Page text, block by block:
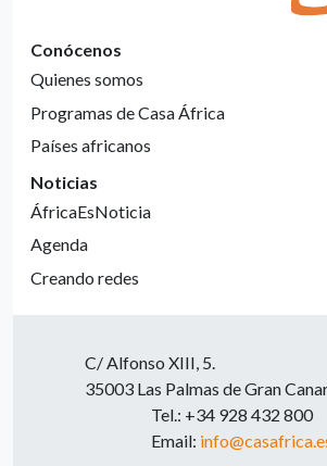
Conócenos
Quienes somos
Programas de Casa África
Países africanos
Noticias
ÁfricaEsNoticia
Agenda
Creando redes
C/ Alfonso XIII, 5.
35003 Las Palmas de Gran
Tel.: +34 928 432 800
Email: